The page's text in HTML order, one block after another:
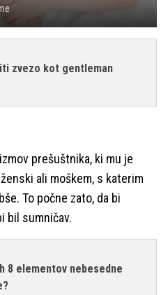
zvezo kot gentleman
prešuštnika, ki mu je
ali moškem, s katerim
To počne zato, da bi
bil sumničav.
8 elementov nebesedne